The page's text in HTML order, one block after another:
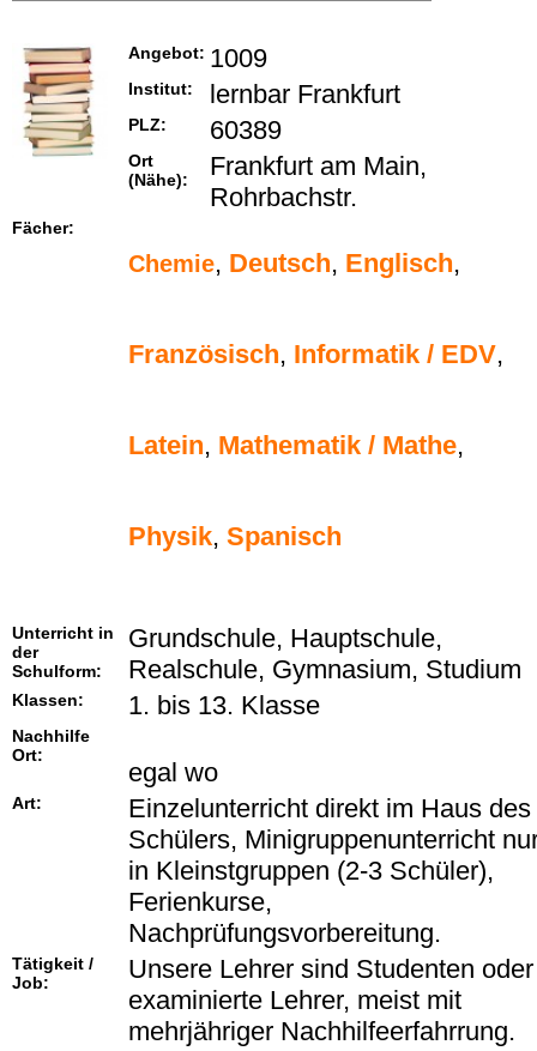
Angebot: 1009
Institut: lernbar Frankfurt
PLZ: 60389
Ort
(Nähe):
Frankfurt am Main,
Rohrbachstr.
Fächer:
Chemie, Deutsch, Englisch,
Französisch, Informatik / EDV,
Latein, Mathematik / Mathe,
Physik, Spanisch
Unterricht in
der
Schulform:
Grundschule, Hauptschule,
Realschule, Gymnasium, Studium
Klassen: 1. bis 13. Klasse
Nachhilfe
Ort:
egal wo
Art:
Einzelunterricht direkt im Haus des
Schülers, Minigruppenunterricht
in Kleinstgruppen (2-3 Schüler),
Ferienkurse,
Nachprüfungsvorbereitung.
Tätigkeit /
Job:
Unsere Lehrer sind Studenten oder
examinierte Lehrer, meist mit
mehrjähriger Nachhilfeerfahrrung.